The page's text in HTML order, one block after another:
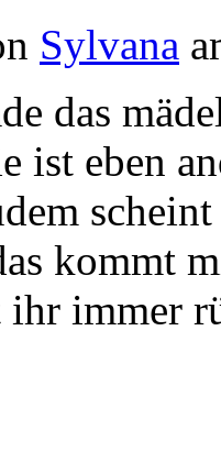
Sylvana
das
ist eben
kommt
immer